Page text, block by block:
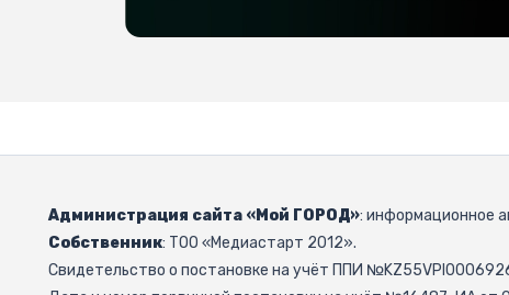
Администрация сайта «Мой ГОРОД»: информационное
Собственник: ТОО «Медиастарт 2012».
Свидетельство о постановке на учёт ППИ